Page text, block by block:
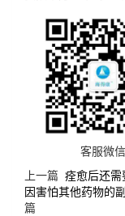
客服微信
上一篇 痊愈后还需
因害怕其他药物的
篇